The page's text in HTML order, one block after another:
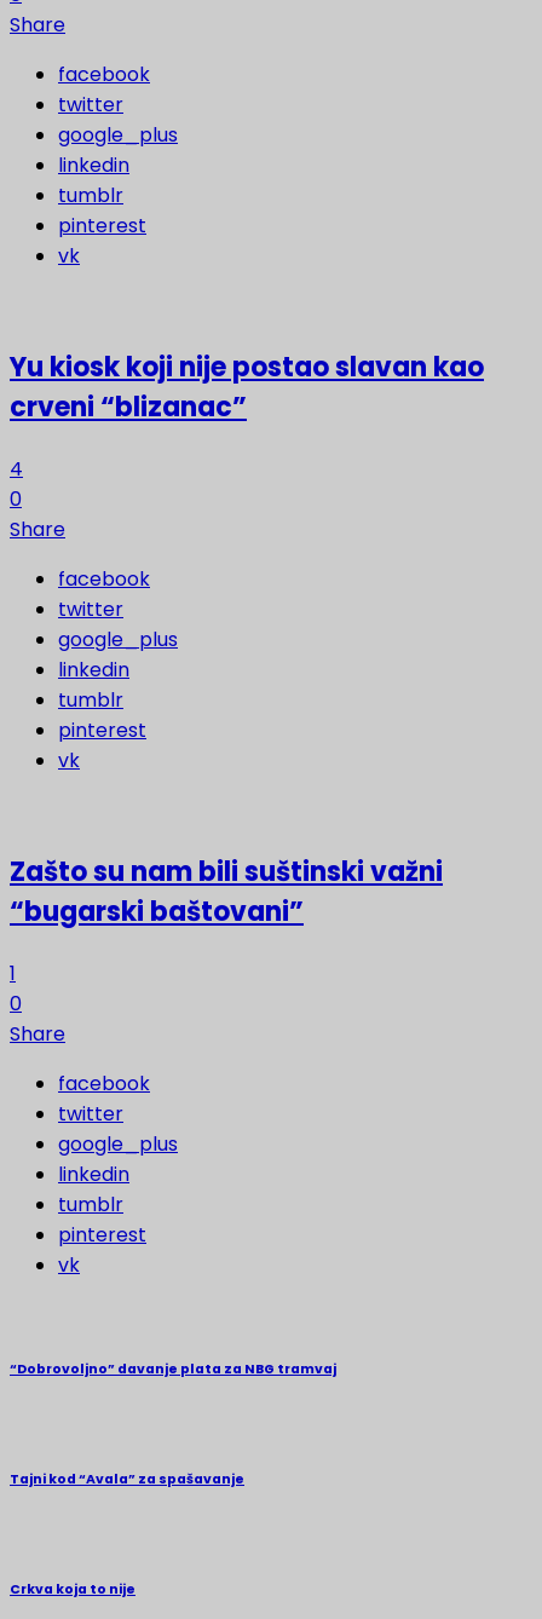
Share
facebook
twitter
google_plus
linkedin
tumblr
pinterest
vk
Yu kiosk koji nije postao slavan kao
crveni “blizanac”
4
0
Share
facebook
twitter
google_plus
linkedin
tumblr
pinterest
vk
Zašto su nam bili suštinski važni
“bugarski baštovani”
1
0
Share
facebook
twitter
google_plus
linkedin
tumblr
pinterest
vk
“Dobrovoljno” davanje plata za NBG tramvaj
Tajni kod “Avala” za spašavanje
Crkva koja to nije